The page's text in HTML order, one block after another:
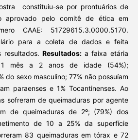
constituiu-se por prontuários de
aprovado pelo comitê de ética em
CAAE: 51729615.3.0000.5170.
para a coleta de dados e feita
resultados.Resultados: a faixa etária
mês a 2 anos de idade (54%);
do sexo masculino; 77% não possuíam
paraenses e 1% Tocantinenses. Ao
sofreram de queimaduras por agente
de queimaduras de 2º; (79%) dos
de 10 a 25% da superfície
83 queimaduras em tórax e 72